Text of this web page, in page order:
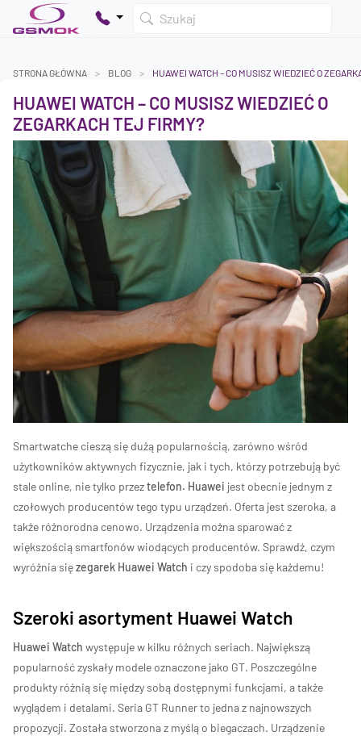
Szukaj
Twój koszyk jest pusty
Dodaj produkty, aby kontynuować.
0 zł
0 zł
STRONA GŁÓWNA BLOG HUAWEI WATCH – CO MUSISZ WIEDZIEĆ O
HUAWEI WATCH – CO MUSISZ WIEDZIEĆ O
ZEGARKACH TEJ FIRMY?
Smartwatche cieszą się dużą popularnością, zarówno wśród
użytkowników aktywnych fizycznie, jak i tych, którzy potrzebują być
stale online, nie tylko przeztelefon. Huawei jest obecnie jednym z
czołowych producentów tego typu urządzeń. Oferta jest szeroka, a
także różnorodna cenowo. Urządzenia można sparować z
większością smartfonów wiodących producentów. Sprawdź, czym
wyróżnia sięzegarek Huawei Watch i czy spodoba się każdemu!
Szeroki asortyment Huawei Watch
Huawei Watch występuje w kilku różnych seriach. Największą
popularność zyskały modele oznaczone jako GT. Poszczególne
produkty różnią się między sobą dostępnymi funkcjami, a także
wyglądem i detalami. Seria GT Runner to jedna z najnowszych
propozycji. Została stworzona z myślą o biegaczach. Urządzenie